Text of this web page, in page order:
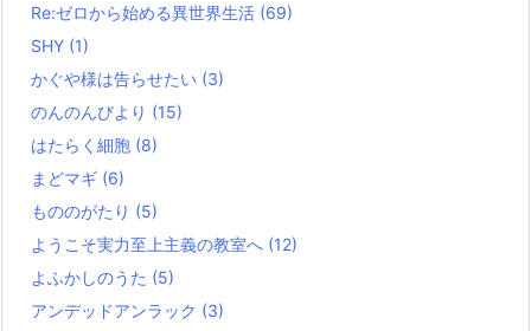
Re:ゼロから始める異世界生活 (69)
SHY (1)
かぐや様は告らせたい (3)
のんのんびより (15)
はたらく細胞 (8)
まどマギ (6)
もののがたり (5)
ようこそ実力至上主義の教室へ (12)
よふかしのうた (5)
アンデッドアンラック (3)